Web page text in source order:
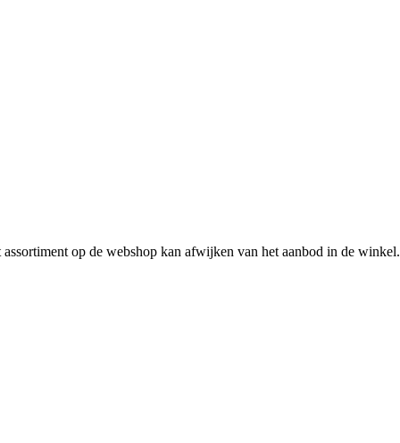
op de webshop kan afwijken van het aanbod in de winkel.